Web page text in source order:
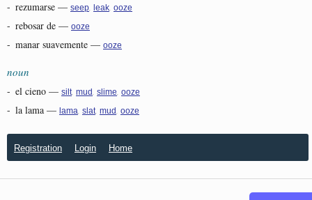
- rezumarse — seep leak ooze
- rebosar de — ooze
- manar suavemente — ooze
noun
- el cieno — silt mud slime ooze
- la lama — lama slat mud ooze
Registration Login Home